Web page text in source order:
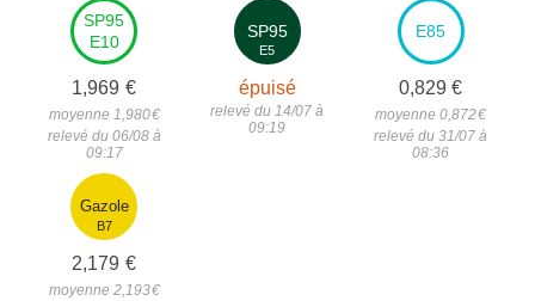
SP95
E10
1,969 €
moyenne 1,980€
relevé du 06/08 à
09:17
SP95
E5
épuisé
relevé du 14/07 à
09:19
E85
0,829 €
moyenne 0,872€
relevé du 31/07 à
08:36
Gazole
B7
2,179 €
moyenne 2,193€